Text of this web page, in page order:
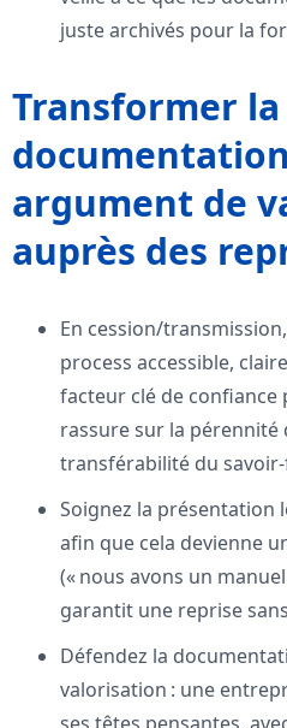
juste archivés pour la
Transformer la
argument de
auprès des
En cession/
process accessible,
facteur clé de confiance
rassure sur la pérennité
transférabilité du
Soignez la présentation
afin que cela devienne
(« nous avons un
garantit une reprise
Défendez la
valorisation : une